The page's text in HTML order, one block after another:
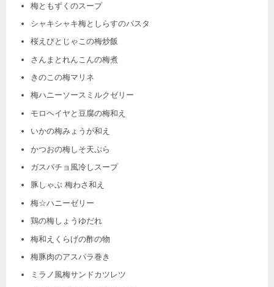
梅ともずくのスープ
シャキシャキ梅としらすのパスタ
桜えびとじゃこの梅炒飯
さんまとれんこんの梅煮
きのこの梅マリネ
梅ハニーソースミルクゼリー
モロヘイヤと豆腐の梅和え
いかの梅みょうが和え
かつおの梅しそ天ぷら
ガスパチョ風冷しスープ
豚しゃぶ 梅わさ和え
梅☆ハニーゼリー
鶏の梅しょうゆだれ
梅和えくらげの酢の物
梅豚肉のアスパラ巻き
ミラノ風梅サンドカツレツ